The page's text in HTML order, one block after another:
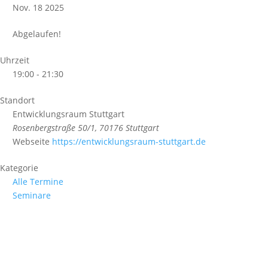
Nov. 18 2025
Abgelaufen!
Uhrzeit
19:00 - 21:30
Standort
Entwicklungsraum Stuttgart
Rosenbergstraße 50/1, 70176 Stuttgart
Webseite https://entwicklungsraum-stuttgart.de
Kategorie
Alle Termine
Seminare